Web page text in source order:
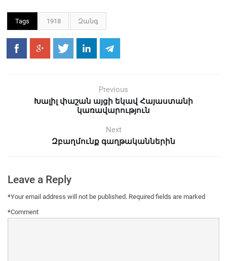
Tags 1918 Զանգ
Previous
Խալիլ փաշան այցի եկավ Հայաստանի
կառավարություն
Next
Զբաղմունք գաղթականներին
Leave a Reply
Your email address will not be published. Required fields are marked
*
Comment
*